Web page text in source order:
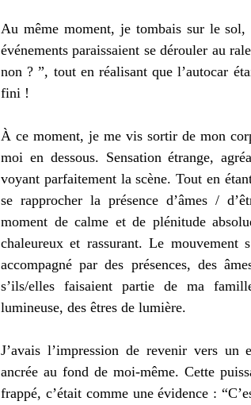
Au même moment, je tombais sur le sol,
événements paraissaient se dérouler au
non ? ”, tout en réalisant que l’autocar
fini !
À ce moment, je me vis sortir de mon
moi en dessous. Sensation étrange,
voyant parfaitement la scène. Tout en
se rapprocher la présence d’âmes /
moment de calme et de plénitude
chaleureux et rassurant. Le mouvement
accompagné par des présences, des
s’ils/elles faisaient partie de ma
lumineuse, des êtres de lumière.
J’avais l’impression de revenir vers un
ancrée au fond de moi-même. Cette
frappé, c’était comme une évidence :